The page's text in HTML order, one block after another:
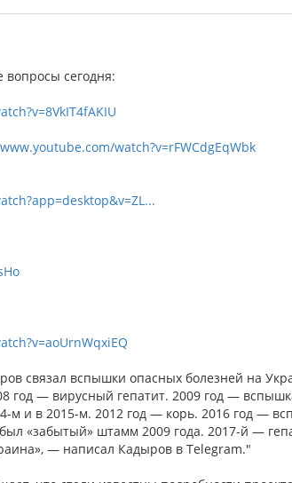
сегодня:
watch?v=rFWCdgEqWbk
связал вспышки опасных болезней на
год — вирусный гепатит. 2009 год —
м и в 2015-м. 2012 год — корь. 2016 год —
«забытый» штамм 2009 года. 2017-й —
— написал Кадыров в Telegram."